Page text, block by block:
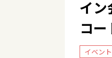
イン
コー
イベント